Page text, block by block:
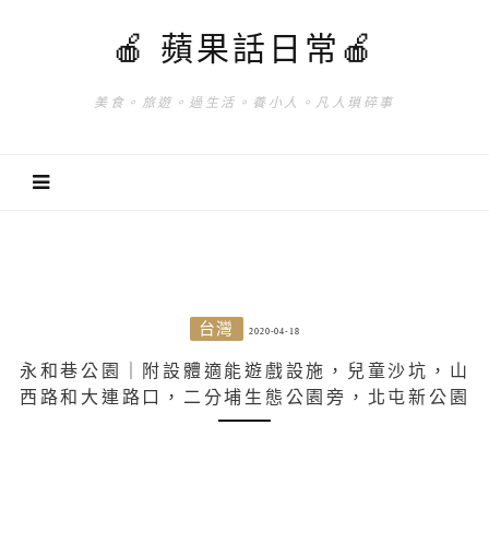
🍎 蘋果話日常🍎
美食。旅遊。過生活。養小人。凡人瑣碎事
台灣 2020-04-18
永和巷公園｜附設體適能遊戲設施，兒童沙坑，山
西路和大連路口，二分埔生態公園旁，北屯新公園